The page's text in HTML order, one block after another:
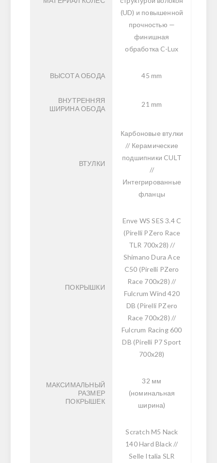
(UD) и повышенной
прочностью —
финишная
обработка C-Lux
ВЫСОТА ОБОДА 45 mm
ВНУТРЕННЯЯ
ШИРИНА ОБОДА
21 mm
ВТУЛКИ
Карбоновые втулки
// Керамические
подшипники CULT
//
Интегрированные
фланцы
ПОКРЫШКИ
Enve WS SES 3.4 C
(Pirelli PZero Race
TLR 700x28) //
Shimano Dura Ace
C50 (Pirelli PZero
Race 700x28) //
Fulcrum Wind 420
DB (Pirelli PZero
Race 700x28) //
Fulcrum Racing 600
DB (Pirelli P7 Sport
700x28)
МАКСИМАЛЬНЫЙ
РАЗМЕР
ПОКРЫШЕК
32 мм
(номинальная
ширина)
Scratch M5 Nack
140 Hard Black //
Selle Italia SLR